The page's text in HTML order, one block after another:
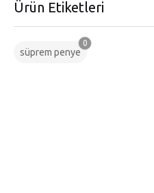
Ürün Etiketleri
0
süprem penye